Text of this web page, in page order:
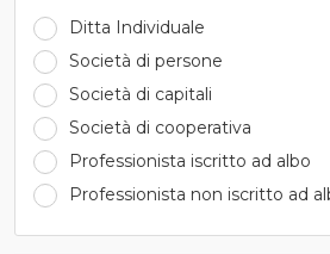
Ditta Individuale
Società di persone
Società di capitali
Società di cooperativa
Professionista iscritto ad albo
Professionista non iscritto ad